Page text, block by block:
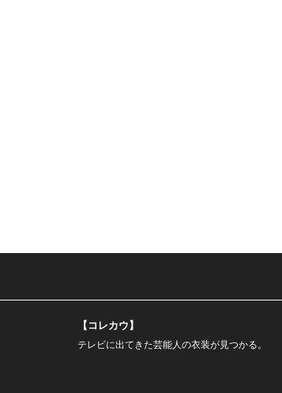
【コレカウ】
テレビに出てきた芸能人の衣装が見つかる。